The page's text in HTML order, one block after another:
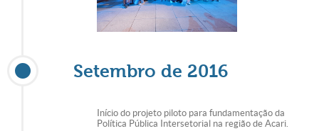
Setembro de 2016
Início do projeto piloto para fundamentação da
Política Pública Intersetorial na região de Acari.